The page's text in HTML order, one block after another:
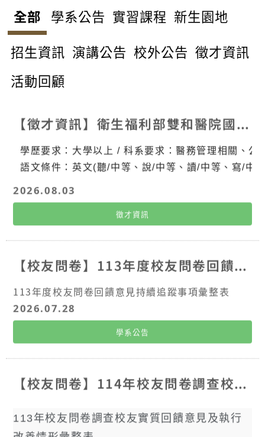
全部 學系公告 實習課程 新生園地
招生資訊 演講公告 校外公告 徵才資訊
活動回顧
【徵才資訊】衛生福利部雙和醫院國際醫療中心誠徵計畫專員
學歷要求：大學以上 / 科系要求：醫務管理相關、公
語文條件：英文(聽/中等、說/中等、讀/中等、寫/中
2026.08.03
徵才資訊
【校友問卷】113年度校友問卷回饋意見持續追蹤事項彙整表
113年度校友問卷回饋意見持續追蹤事項彙整表
2026.07.28
學系公告
【校友問卷】114年校友問卷調查校友實質回饋意見及執行改善情形彙整表
113年校友問卷調查校友實質回饋意見及執行